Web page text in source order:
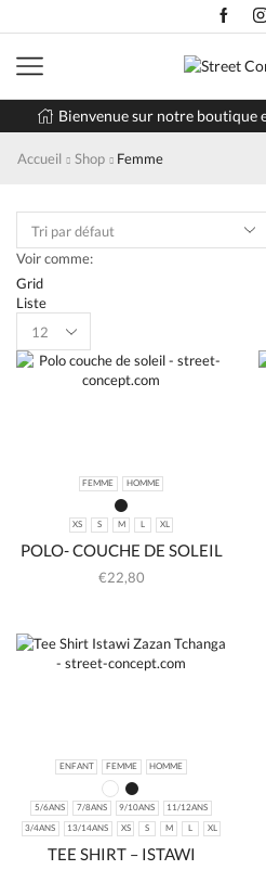
Bienvenue sur notre boutique
Accueil Shop Femme
Voir comme:
Grid
Liste
per
page
FEMME HOMME
XS S M L XL
POLO- COUCHE DE SOLEIL
€22,80
ENFANT FEMME HOMME
5/6ANS 7/8ANS 9/10ANS 11/12ANS
3/4ANS 13/14ANS XS S M L XL
TEE SHIRT – ISTAWI